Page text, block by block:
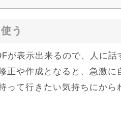
う
が表示出来るので、人に話
正や作成となると、急激に
って行きたい気持ちにから